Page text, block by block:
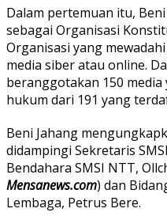
Dalam pertemuan itu,
sebagai Organisasi
Organisasi yang
media siber atau online.
beranggotakan 150
hukum dari 191 yang
Beni Jahang
didampingi Sekretaris
Bendahara SMSI NTT,
Mensanews.com) dan
Lembaga, Petrus Bere.